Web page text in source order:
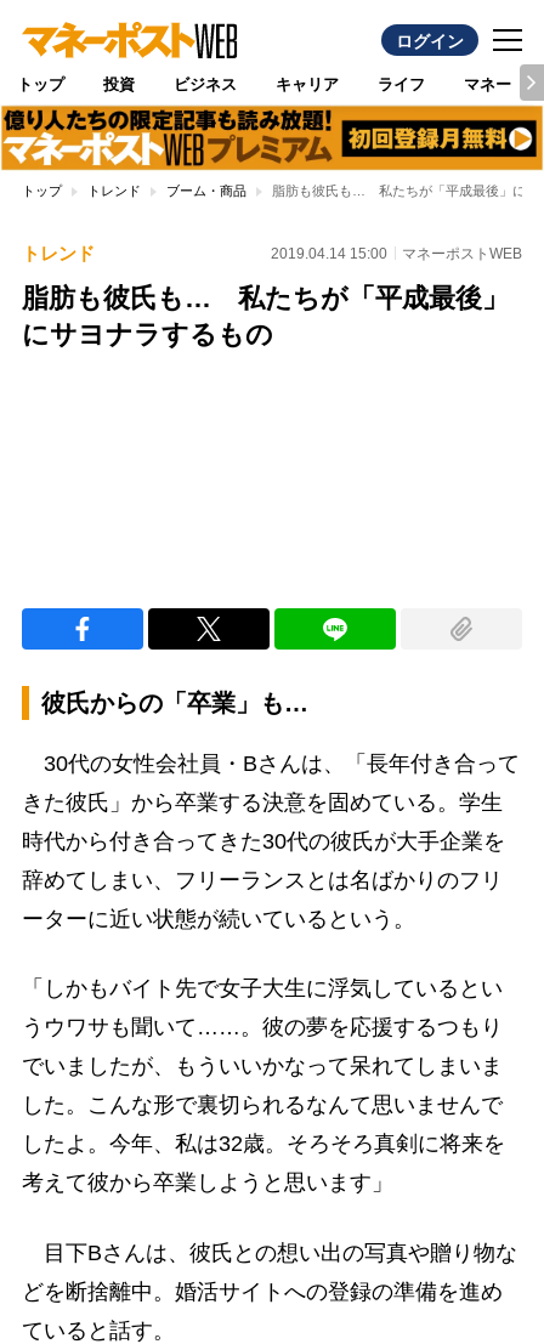
ログイン
トップ 投資 ビジネス キャリア ライフ マネー
トップ トレンド ブーム・商品 脂肪も彼氏も… 私たちが「平成最後」にサ
トレンド 2019.04.14 15:00 マネーポストWEB
脂肪も彼氏も… 私たちが「平成最後」
にサヨナラするもの
彼氏からの「卒業」も…
30代の女性会社員・Bさんは、「長年付き合って
きた彼氏」から卒業する決意を固めている。学生
時代から付き合ってきた30代の彼氏が大手企業を
辞めてしまい、フリーランスとは名ばかりのフリ
ーターに近い状態が続いているという。
「しかもバイト先で女子大生に浮気しているとい
うウワサも聞いて……。彼の夢を応援するつもり
でいましたが、もういいかなって呆れてしまいま
した。こんな形で裏切られるなんて思いませんで
したよ。今年、私は32歳。そろそろ真剣に将来を
考えて彼から卒業しようと思います」
目下Bさんは、彼氏との想い出の写真や贈り物な
どを断捨離中。婚活サイトへの登録の準備を進め
ていると話す。